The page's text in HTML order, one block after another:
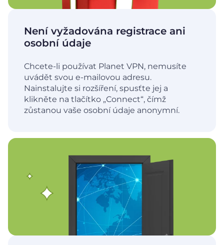
Není vyžadována registrace ani
osobní údaje
Chcete-li používat Planet VPN, nemusíte
uvádět svou e-mailovou adresu.
Nainstalujte si rozšíření, spusťte jej a
klikněte na tlačítko „Connect“, čímž
zůstanou vaše osobní údaje anonymní.